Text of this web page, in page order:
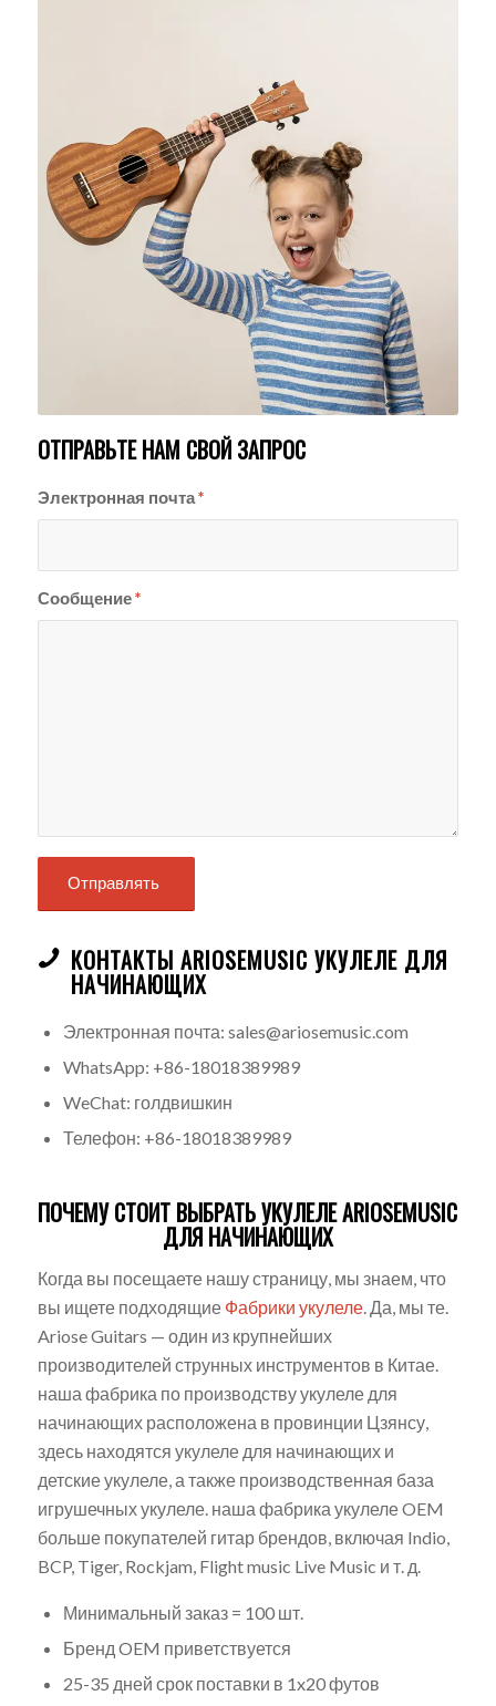
ОТПРАВЬТЕ НАМ СВОЙ ЗАПРОС
Электронная почта*
Сообщение*
КОНТАКТЫ ARIOSEMUSIC УКУЛЕЛЕ ДЛЯ
НАЧИНАЮЩИХ
Электронная почта: sales@ariosemusic.com
WhatsApp: +86-18018389989
WeChat: голдвишкин
Телефон: +86-18018389989
ПОЧЕМУ СТОИТ ВЫБРАТЬ УКУЛЕЛЕ ARIOSEMUSIC
ДЛЯ НАЧИНАЮЩИХ
Когда вы посещаете нашу страницу, мы знаем, что
вы ищете подходящиеФабрики укулеле. Да, мы те.
Ariose Guitars — один из крупнейших
производителей струнных инструментов в Китае.
наша фабрика по производству укулеле для
начинающих расположена в провинции Цзянсу,
здесь находятся укулеле для начинающих и
детские укулеле, а также производственная база
игрушечных укулеле. наша фабрика укулеле OEM
больше покупателей гитар брендов, включая Indio,
BCP, Tiger, Rockjam, Flight music Live Music и т. д.
Минимальный заказ = 100 шт.
Бренд OEM приветствуется
25-35 дней срок поставки в 1x20 футов